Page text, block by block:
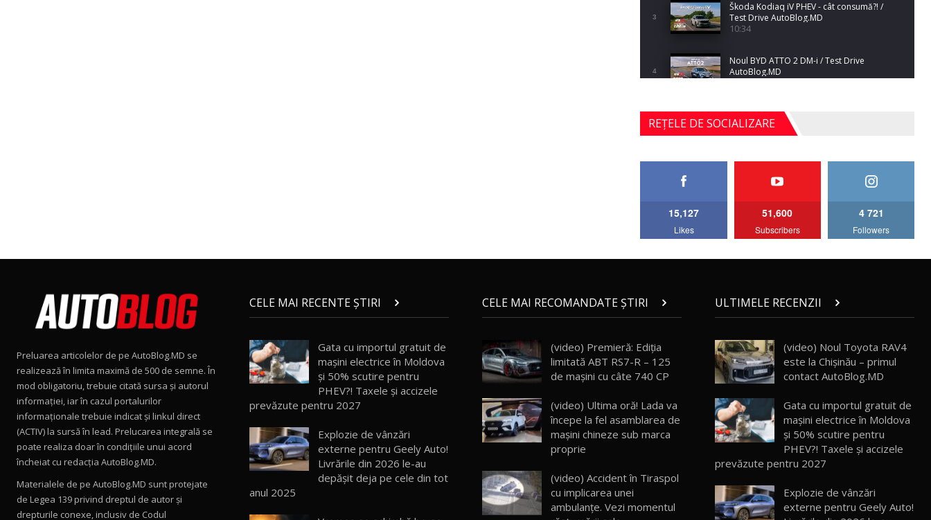
3
Škoda Kodiaq iV PHEV - cât consumă?! /
Test Drive AutoBlog.MD
10:34
4
Noul BYD ATTO 2 DM-i / Test Drive
AutoBlog.MD
5
Noul Mercedes-Benz S-Class facelift (S 580
4MATIC V223) / Test Drive AutoBlog.MD
27:33
AutoBlog.MD
15:08
15:22
Mercedes-AMG E 53 HYBRID 4MATIC+ /
Test Drive AutoBlog.MD
16:27
Noul Volvo ES90 / Test Drive AutoBlog.MD
Noul MG HS / Test Drive AutoBlog.MD
16:48
REȚELE DE SOCIALIZARE
15,127
Likes
51,600
Subscribers
4 721
Followers
Preluarea articolelor de pe AutoBlog.MD se
realizează în limita maximă de 500 de semne. În
mod obligatoriu, trebuie citată sursa și autorul
informației, iar în cazul portalurilor
informaționale trebuie indicat și linkul direct
(ACTIV) la sursă în lead. Prelucarea integrală se
poate realiza doar în condițiile unui acord
încheiat cu redacţia AutoBlog.MD.
Materialele de pe AutoBlog.MD sunt protejate
de Legea 139 privind dreptul de autor și
drepturile conexe, inclusiv de Codul
CELE MAI RECENTE ȘTIRI
Gata cu importul gratuit de
mașini electrice în Moldova
și 50% scutire pentru
PHEV?! Taxele și accizele
prevăzute pentru 2027
Explozie de vânzări
externe pentru Geely Auto!
Livrările din 2026 le-au
depășit deja pe cele din tot
anul 2025
CELE MAI RECOMANDATE ȘTIRI
(video) Premieră: Ediţia
limitată ABT RS7-R – 125
de maşini cu câte 740 CP
(video) Ultima oră! Lada va
începe la fel asamblarea de
mașini chineze sub marca
proprie
(video) Accident în Tiraspol
cu implicarea unei
ambulanțe. Vezi momentul
ULTIMELE RECENZII
(video) Noul Toyota RAV4
este la Chișinău – primul
contact AutoBlog.MD
Gata cu importul gratuit de
mașini electrice în Moldova
și 50% scutire pentru
PHEV?! Taxele și accizele
prevăzute pentru 2027
Explozie de vânzări
externe pentru Geely Auto!